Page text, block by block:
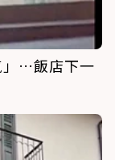
」…飯店下一